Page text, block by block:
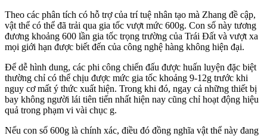
Theo các phân tích có hỗ trợ của trí tuệ nhân tạo mà Zhang đề cập,
vật thể có thể đã trải qua gia tốc vượt mức 600g. Con số này tương
đương khoảng 600 lần gia tốc trọng trường của Trái Đất và vượt xa
mọi giới hạn được biết đến của công nghệ hàng không hiện đại.
Để dễ hình dung, các phi công chiến đấu được huấn luyện đặc biệt
thường chỉ có thể chịu được mức gia tốc khoảng 9-12g trước khi
nguy cơ mất ý thức xuất hiện. Trong khi đó, ngay cả những thiết bị
bay không người lái tiên tiến nhất hiện nay cũng chỉ hoạt động hiệu
quả trong phạm vi vài chục g.
Nếu con số 600g là chính xác, điều đó đồng nghĩa vật thể này đang